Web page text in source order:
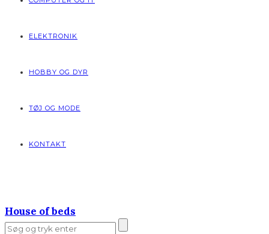
ELEKTRONIK
HOBBY OG DYR
TØJ OG MODE
KONTAKT
House of beds